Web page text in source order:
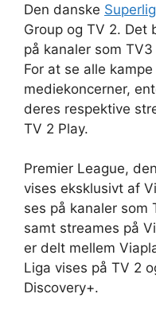
Den danske
Group og TV 2. Det
på kanaler som
For at se alle
mediekoncerner,
deres respektive
TV 2 Play.
Premier League,
vises eksklusivt af
ses på kanaler som
samt streames på
er delt mellem
Liga vises på TV 2
Discovery+.